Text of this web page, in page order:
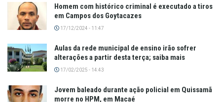
Homem com histórico criminal é executado a tiros
em Campos dos Goytacazes
17/12/2024 - 11:47
Aulas da rede municipal de ensino irão sofrer
alterações a partir desta terça; saiba mais
17/02/2025 - 14:43
Jovem baleado durante ação policial em Quissamã
morre no HPM, em Macaé